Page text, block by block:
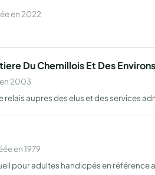
en 2022
Du Chemillois Et Des
en 2003
relais aupres des elus et des services
en 1979
pour adultes handicpés en référence